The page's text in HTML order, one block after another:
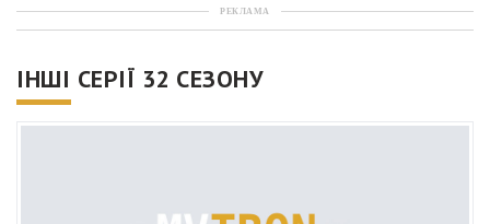
РЕКЛАМА
ІНШІ СЕРІЇ 32 СЕЗОНУ